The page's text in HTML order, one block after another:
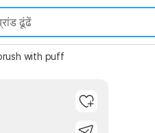
with puff